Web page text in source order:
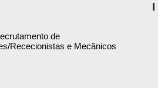
de
Rececionistas e Mecânicos
I